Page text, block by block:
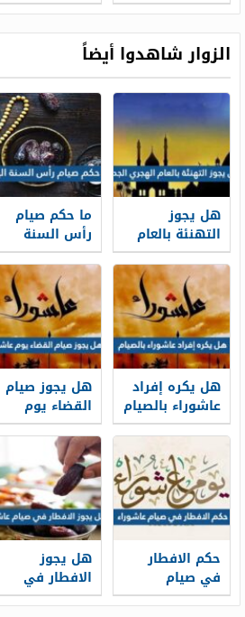
الزوار شاهدوا أيضاً
هل يجوز
التهنئة بالعام
الهجري الجديد
1448
ما حكم صيام
رأس السنة
الهجرية
هل يكره إفراد
عاشوراء بالصيام
هل يجوز صيام
القضاء يوم
عاشوراء
حكم الافطار
في صيام
عاشوراء
هل يجوز
الافطار في
صيام عاشوراء